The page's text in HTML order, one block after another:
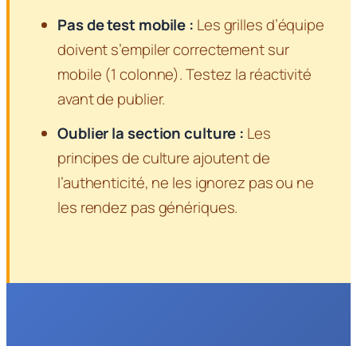
Pas de test mobile : Les grilles d’équipe
doivent s’empiler correctement sur
mobile (1 colonne). Testez la réactivité
avant de publier.
Oublier la section culture : Les
principes de culture ajoutent de
l’authenticité, ne les ignorez pas ou ne
les rendez pas génériques.